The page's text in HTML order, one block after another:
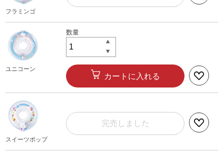
フラミンゴ
ユニコーン
カートに入れる
スイーツポップ
完売しました